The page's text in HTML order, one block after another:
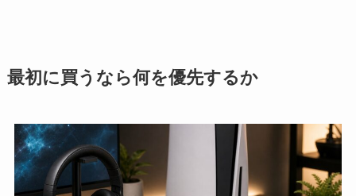
最初に買うなら何を優先するか